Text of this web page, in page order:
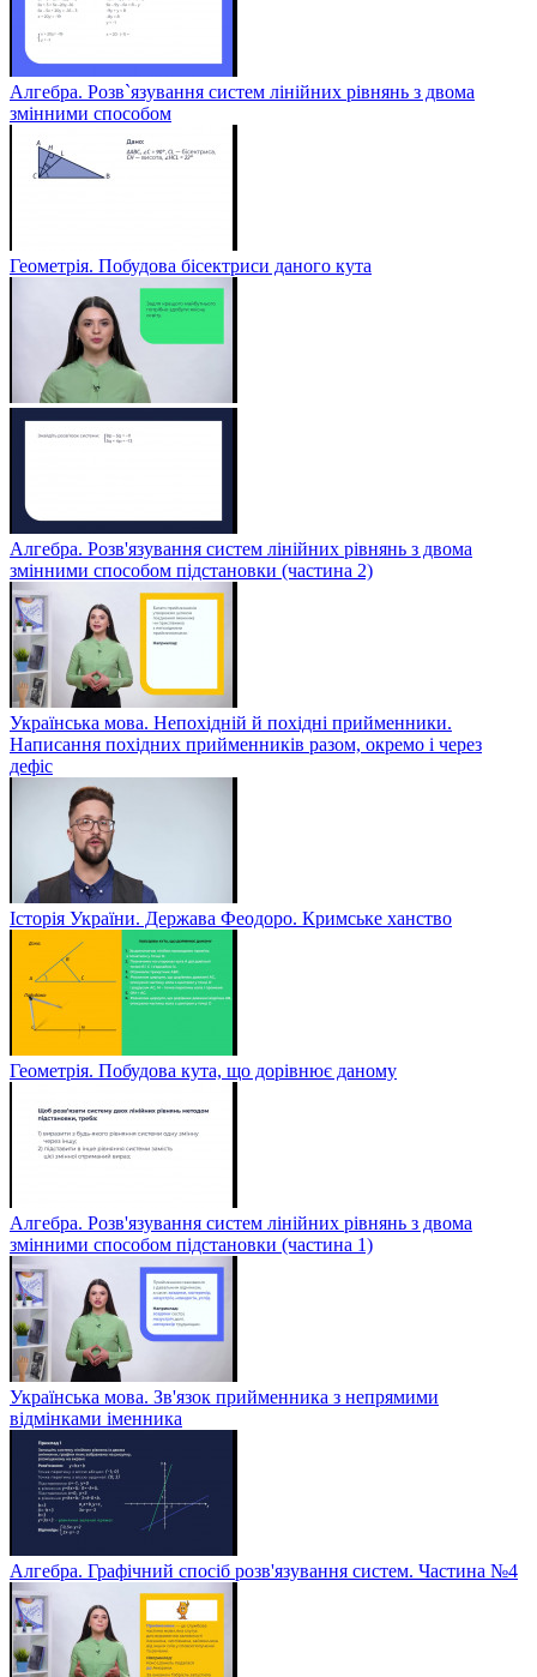
Алгебра. Розв`язування систем лінійних рівнянь з двома
змінними способом
Геометрія. Побудова бісектриси даного кута
Алгебра. Розв'язування систем лінійних рівнянь з двома
змінними способом підстановки (частина 2)
Українська мова. Непохідній й похідні прийменники.
Написання похідних прийменників разом, окремо і через
дефіс
Історія України. Держава Феодоро. Кримське ханство
Геометрія. Побудова кута, що дорівнює даному
Алгебра. Розв'язування систем лінійних рівнянь з двома
змінними способом підстановки (частина 1)
Українська мова. Зв'язок прийменника з непрямими
відмінками іменника
Алгебра. Графічний спосіб розв'язування систем. Частина №4